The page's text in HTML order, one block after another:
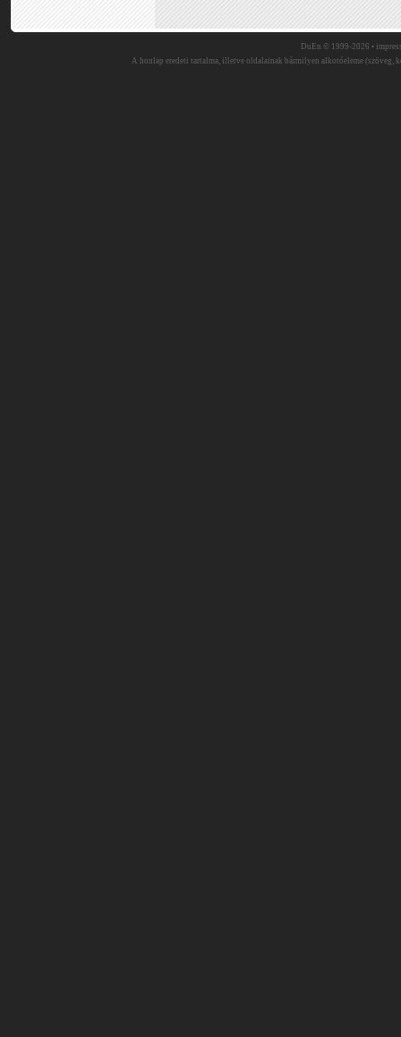
DuEn © 1999-2026 •
A honlap eredeti tartalma, illetve oldalainak bármilyen alkotóeleme (szöveg,